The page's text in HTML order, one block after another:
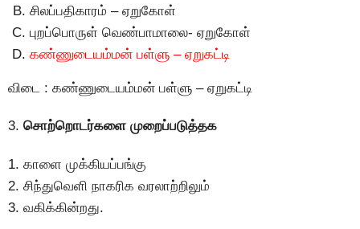
சிலப்பதிகாரம் – ஏறுகோள்
புறப்பொருள் வெண்பாமாலை- ஏறுகோள்
கண்ணுடையம்மன் பள்ளு – ஏறுகட்டி
விடை : கண்ணுடையம்மன் பள்ளு – ஏறுகட்டி
3. சொற்றொடர்களை முறைப்படுத்தக
1. காளை முக்கியப்பங்கு
2. சிந்துவெளி நாகரிக வரலாற்றிலும்
3. வகிக்கின்றது.